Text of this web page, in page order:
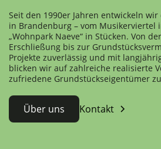
Seit den 1990er Jahren entwickeln
in Brandenburg – vom Musikerviertel
„Wohnpark Naeve“ in Stücken. Von
Erschließung bis zur
Projekte zuverlässig und mit
blicken wir auf zahlreiche realisierte
zufriedene Grundstückseigentümer
Über uns Kontakt